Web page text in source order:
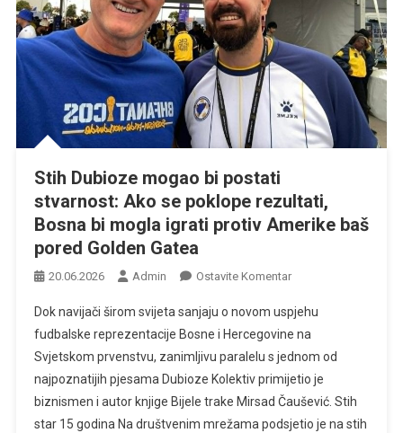
Stih Dubioze mogao bi postati
stvarnost: Ako se poklope rezultati,
Bosna bi mogla igrati protiv Amerike baš
pored Golden Gatea
20.06.2026 Admin Ostavite KomentarNa
Dubioze
Mogao
Bi
Postati
Stvarnost:
Ako
Dok navijači širom svijeta sanjaju o novom uspjehu
fudbalske reprezentacije Bosne i Hercegovine na
Svjetskom prvenstvu, zanimljivu paralelu s jednom od
najpoznatijih pjesama Dubioze Kolektiv primijetio je
biznismen i autor knjige Bijele trake Mirsad Čaušević. Stih
star 15 godina Na društvenim mrežama podsjetio je na stih